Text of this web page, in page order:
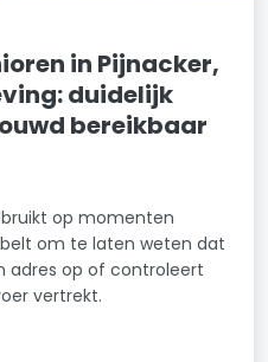
in Pijnacker,
duidelijk
bereikbaar
op momenten
om te laten weten dat
adres op of controleert
vertrekt.